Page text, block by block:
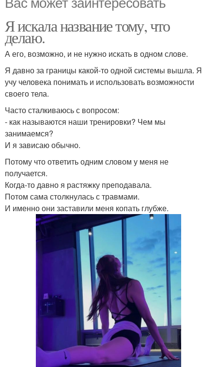
Я искала название тому, что
делаю.
А его, возможно, и не нужно искать в одном слове.
Я давно за границы какой-то одной системы вышла. Я
учу человека понимать и использовать возможности
своего тела.
Часто сталкиваюсь с вопросом:
- как называются наши тренировки? Чем мы
занимаемся?
И я зависаю обычно.
Потому что ответить одним словом у меня не
получается.
Когда-то давно я растяжку преподавала.
Потом сама столкнулась с травмами.
И именно они заставили меня копать глубже.